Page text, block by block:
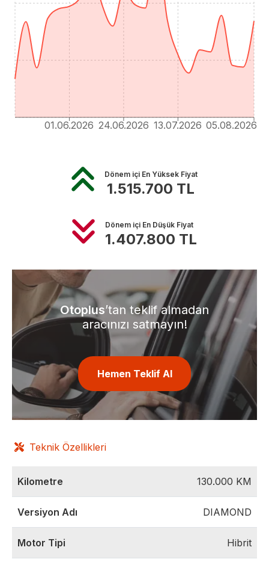
01.06.2026 24.06.2026 13.07.2026 05.08.2026
Dönem içi En Yüksek Fiyat
1.515.700 TL
Dönem içi En Düşük Fiyat
1.407.800 TL
Otoplus’tan teklif almadan
aracınızı satmayın!
Hemen Teklif Al
Teknik Özellikleri
Kilometre 130.000 KM
Versiyon Adı DIAMOND
Motor Tipi Hibrit